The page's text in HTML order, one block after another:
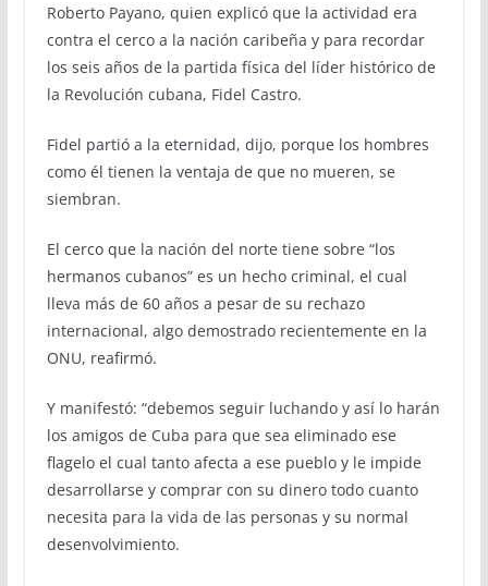
Roberto Payano, quien explicó que la actividad era
contra el cerco a la nación caribeña y para recordar
los seis años de la partida física del líder histórico de
la Revolución cubana, Fidel Castro.
Fidel partió a la eternidad, dijo, porque los hombres
como él tienen la ventaja de que no mueren, se
siembran.
El cerco que la nación del norte tiene sobre “los
hermanos cubanos” es un hecho criminal, el cual
lleva más de 60 años a pesar de su rechazo
internacional, algo demostrado recientemente en la
ONU, reafirmó.
Y manifestó: “debemos seguir luchando y así lo harán
los amigos de Cuba para que sea eliminado ese
flagelo el cual tanto afecta a ese pueblo y le impide
desarrollarse y comprar con su dinero todo cuanto
necesita para la vida de las personas y su normal
desenvolvimiento.